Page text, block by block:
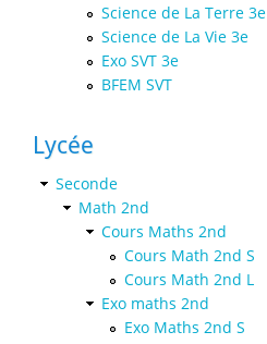
Science de La Terre 3e
Science de La Vie 3e
Exo SVT 3e
BFEM SVT
Lycée
Seconde
Math 2nd
Cours Maths 2nd
Cours Math 2nd S
Cours Math 2nd L
Exo maths 2nd
Exo Maths 2nd S